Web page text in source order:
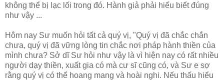
không thể bị lạc lối trong đó. Hành giả phải hiểu biết đúng
như vậy ...
Hôm nay Sư muốn hỏi tất cả quý vị, "Quý vị đã chắc chắn
chưa, quý vị đã vững lòng tin chắc nơi pháp hành thiền của
mình chưa? Sở dĩ Sư hỏi như vậy là vì hiện nay có rất nhiều
người dạy thiền, xuất gia có mà cư sĩ cũng có, và Sư e sợ
rằng quý vị có thể hoang mang và hoài nghi. Nếu thấu hiểu